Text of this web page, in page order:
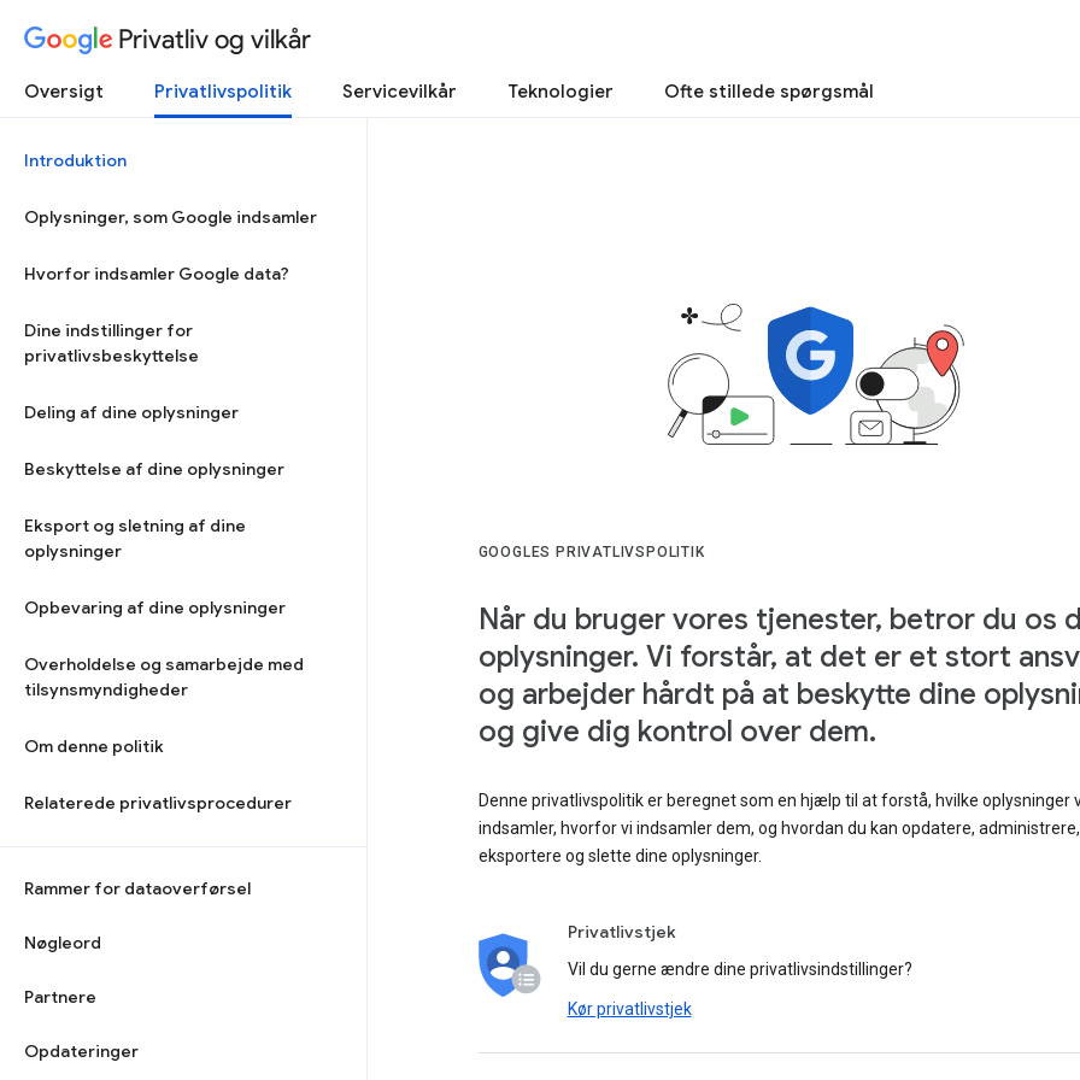
Privatliv og vilkår
Oversigt Privatlivspolitik Servicevilkår Teknologier Ofte stillede spørgsmål
Introduktion
Oplysninger, som Google indsamler
Hvorfor indsamler Google data?
Dine indstillinger for
privatlivsbeskyttelse
Deling af dine oplysninger
Beskyttelse af dine oplysninger
Eksport og sletning af dine
oplysninger
Opbevaring af dine oplysninger
Overholdelse og samarbejde med
tilsynsmyndigheder
Om denne politik
Relaterede privatlivsprocedurer
Rammer for dataoverførsel
Nøgleord
Partnere
Opdateringer
GOOGLES PRIVATLIVSPOLITIK
Når du bruger vores tjenester, betror du os
oplysninger. Vi forstår, at det er et stort
og arbejder hårdt på at beskytte dine
og give dig kontrol over dem.
Denne privatlivspolitik er beregnet som en hjælp til at forstå, hvilke oplysninger
indsamler, hvorfor vi indsamler dem, og hvordan du kan opdatere, administrere,
eksportere og slette dine oplysninger.
Privatlivstjek
Vil du gerne ændre dine privatlivsindstillinger?
Kør privatlivstjek